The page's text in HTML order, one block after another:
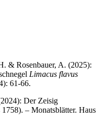
& Rosenbauer, A. (2025):
Limacus flavus
61-66.
Der Zeisig
– Monatsblätter. Haus